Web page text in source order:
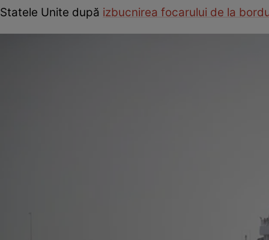
Statele Unite după izbucnirea focarului de la